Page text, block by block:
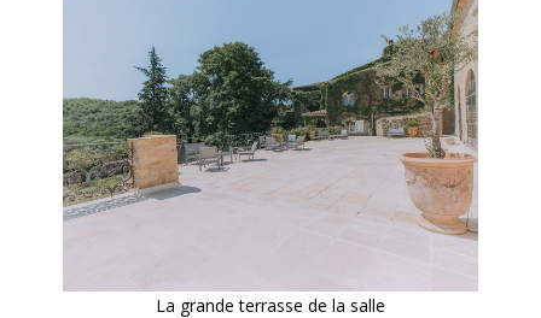
La grande terrasse de la salle